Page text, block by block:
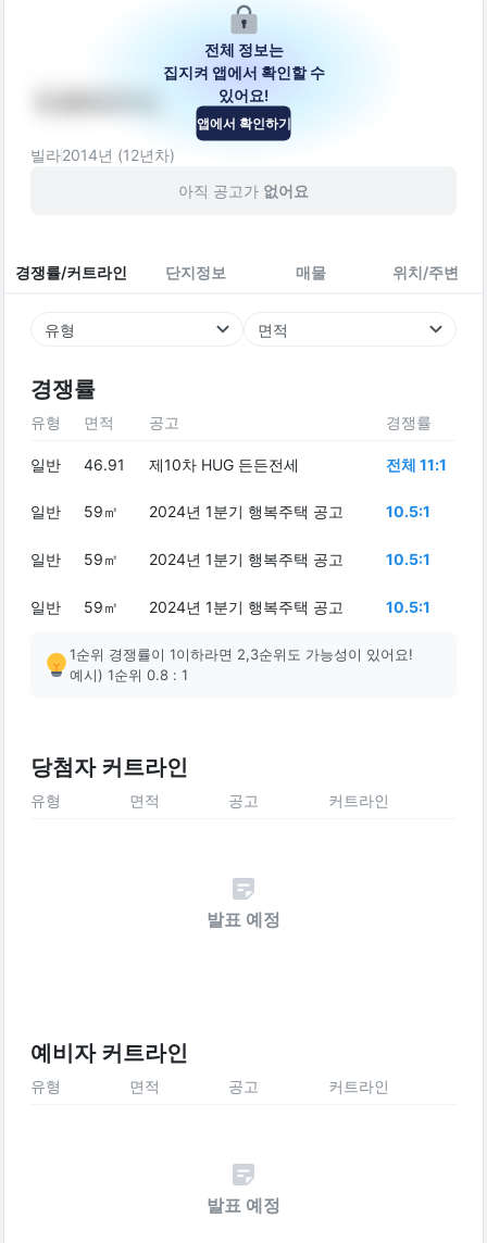
인천광역시 미추홀구 주안중로50번길 12
빌라2014년 (12년차)
아직 공고가 없어요
경쟁률/커트라인 단지정보 매물 위치/주변
유형 면적
경쟁률
전체 정보는
집지켜 앱에서 확인할 수
있어요!
앱에서 확인하기
유형 면적 공고 경쟁률
일반 46.91 제10차 HUG 든든전세 전체 11:1
일반 59㎡ 2024년 1분기 행복주택 공고 10.5:1
일반 59㎡ 2024년 1분기 행복주택 공고 10.5:1
일반 59㎡ 2024년 1분기 행복주택 공고 10.5:1
1순위 경쟁률이 1이하라면 2,3순위도 가능성이 있어요!
예시) 1순위 0.8 : 1
당첨자 커트라인
유형 면적 공고 커트라인
발표 예정
예비자 커트라인
유형 면적 공고 커트라인
발표 예정